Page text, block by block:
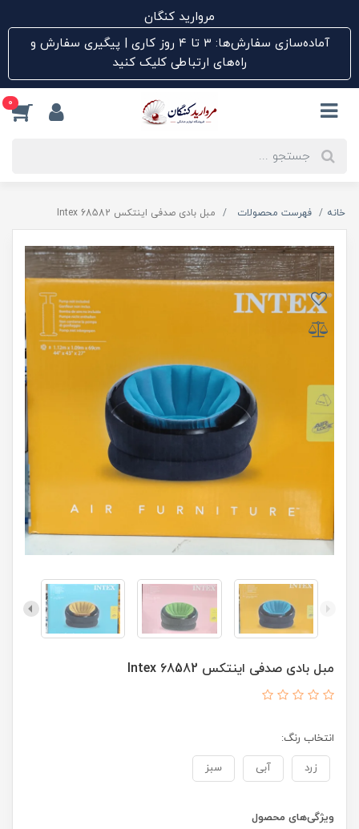
مروارید کنگان
آماده‌سازی سفارش‌ها: ۳ تا ۴ روز کاری | پیگیری سفارش و
راه‌های ارتباطی کلیک کنید
0
خانه فهرست محصولات مبل بادی صدفی اینتکس Intex 68582
مبل بادی صدفی اینتکس Intex 68582
انتخاب رنگ:
زرد آبی سبز
ویژگی‌های محصول